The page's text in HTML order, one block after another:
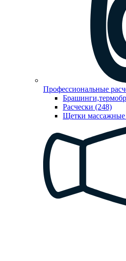
Профессиональные
Расчески (248)
Щетки массажные